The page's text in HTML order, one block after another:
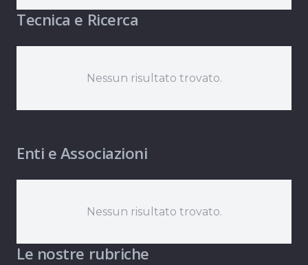
Tecnica e Ricerca
Nessun risultato trovato.
Enti e Associazioni
Nessun risultato trovato.
Le nostre rubriche